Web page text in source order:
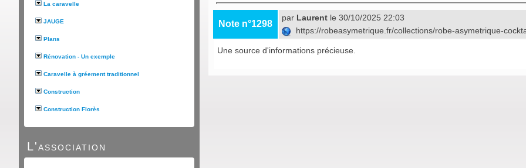
La caravelle
JAUGE
Plans
Rénovation - Un exemple
Caravelle à gréement traditionnel
Construction
Construction Florès
L'association
Note n°1298
par Laurent le 30/10/2025 22:03
https://robeasymetrique.fr/collections/robe-asymetrique-
Une source d'informations précieuse.